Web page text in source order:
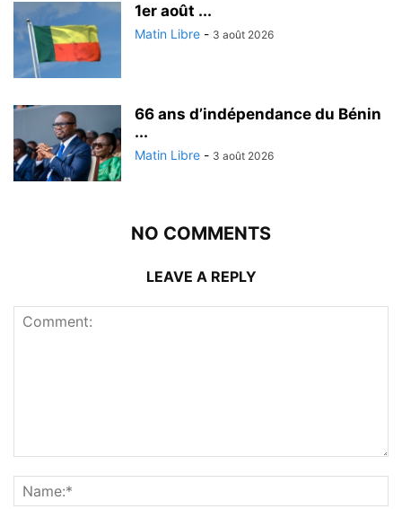
1er août ...
Matin Libre - 3 août 2026
66 ans d’indépendance du Bénin
...
Matin Libre - 3 août 2026
NO COMMENTS
LEAVE A REPLY